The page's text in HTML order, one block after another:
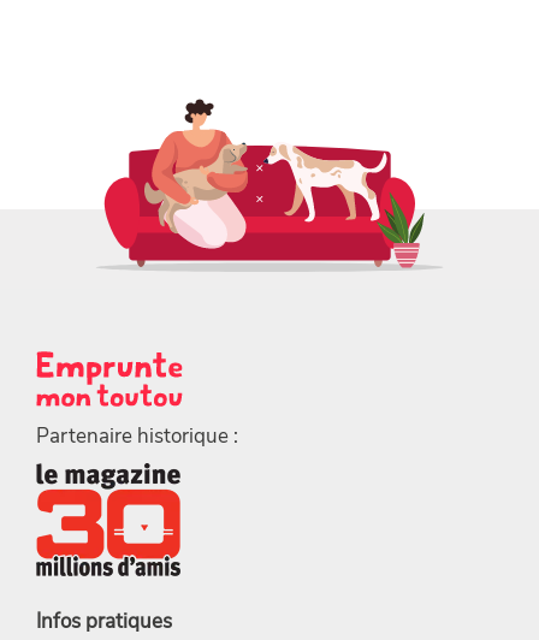
Partenaire historique :
Infos pratiques